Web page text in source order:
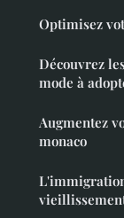
Optimisez
Découvrez
mode à
Augmentez
monaco